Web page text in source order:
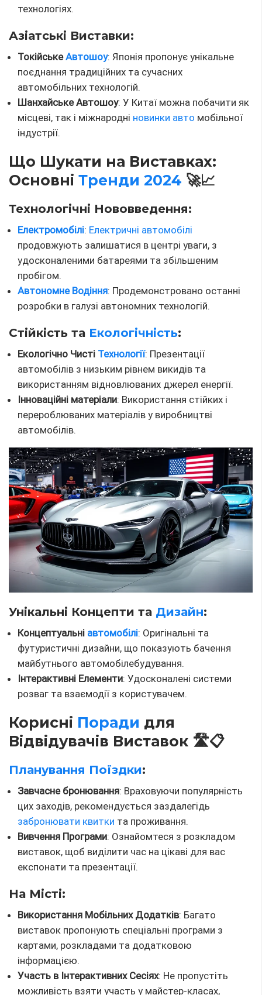
технологіях.
Азіатські Виставки:
ТокійськеАвтошоу: Японія пропонує унікальне
поєднання традиційних та сучасних
автомобільних технологій.
Шанхайське Автошоу: У Китаї можна побачити як
місцеві, так і міжнародні новинки авто мобільної
індустрії.
Що Шукати на Виставках:
Основні Тренди 2024 🚀📈
Технологічні Нововведення:
Електромобілі: Електричні автомобілі
продовжують залишатися в центрі уваги, з
удосконаленими батареями та збільшеним
пробігом.
Автономне Водіння: Продемонстровано останні
розробки в галузі автономних технологій.
Стійкість та Екологічність:
Екологічно Чисті Технології: Презентації
автомобілів з низьким рівнем викидів та
використанням відновлюваних джерел енергії.
Інноваційні матеріали: Використання стійких і
перероблюваних матеріалів у виробництві
автомобілів.
Унікальні Концепти та Дизайн:
Концептуальні автомобілі: Оригінальні та
футуристичні дизайни, що показують бачення
майбутнього автомобілебудування.
Інтерактивні Елементи: Удосконалені системи
розваг та взаємодії з користувачем.
Корисні Поради для
Відвідувачів Виставок 🛣️📋
Планування Поїздки:
Завчасне бронювання: Враховуючи популярність
цих заходів, рекомендується заздалегідь
забронювати квитки та проживання.
Вивчення Програми: Ознайомтеся з розкладом
виставок, щоб виділити час на цікаві для вас
експонати та презентації.
На Місті:
Використання Мобільних Додатків: Багато
виставок пропонують спеціальні програми з
картами, розкладами та додатковою
інформацією.
Участь в Інтерактивних Сесіях: Не пропустіть
можливість взяти участь у майстер-класах,